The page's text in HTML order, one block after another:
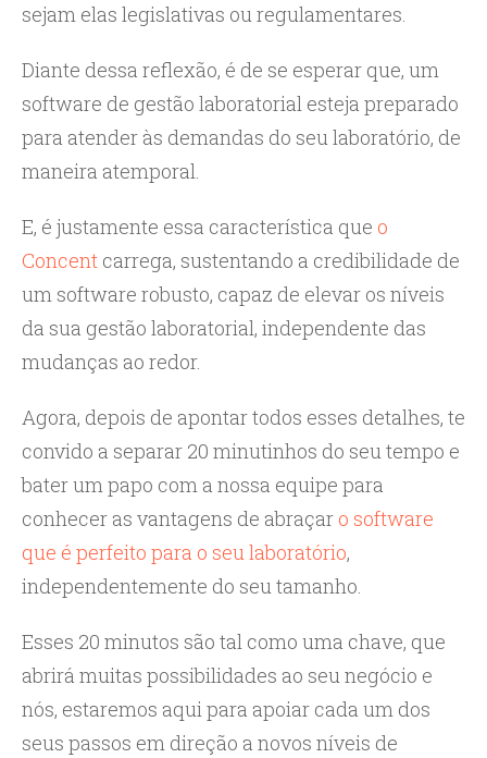
sejam elas legislativas ou regulamentares.
Diante dessa reflexão, é de se esperar que, um
software de gestão laboratorial esteja preparado
para atender às demandas do seu laboratório, de
maneira atemporal.
E, é justamente essa característica que o
Concent carrega, sustentando a credibilidade de
um software robusto, capaz de elevar os níveis
da sua gestão laboratorial, independente das
mudanças ao redor.
Agora, depois de apontar todos esses detalhes, te
convido a separar 20 minutinhos do seu tempo e
bater um papo com a nossa equipe para
conhecer as vantagens de abraçar o software
que é perfeito para o seu laboratório,
independentemente do seu tamanho.
Esses 20 minutos são tal como uma chave, que
abrirá muitas possibilidades ao seu negócio e
nós, estaremos aqui para apoiar cada um dos
seus passos em direção a novos níveis de